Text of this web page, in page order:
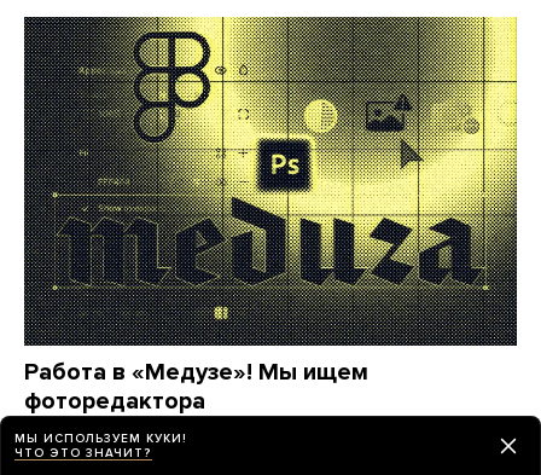
Работа в «Медузе»! Мы ищем
фоторедактора
МЕДУЗА 25 дней назад
МЫ ИСПОЛЬЗУЕМ КУКИ!
ЧТО ЭТО ЗНАЧИТ?